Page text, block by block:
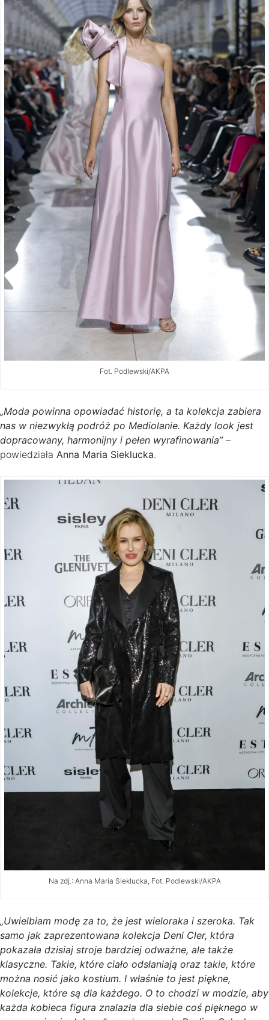
Fot. Podlewski/AKPA
„Moda powinna opowiadać historię, a ta kolekcja zabiera
nas w niezwykłą podróż po Mediolanie. Każdy look jest
dopracowany, harmonijny i pełen wyrafinowania”–
powiedziała Anna Maria Sieklucka.
Na zdj.: Anna Maria Sieklucka, Fot. Podlewski/AKPA
„Uwielbiam modę za to, że jest wieloraka i szeroka. Tak
samo jak zaprezentowana kolekcja Deni Cler, która
pokazała dzisiaj stroje bardziej odważne, ale także
klasyczne. Takie, które ciało odsłaniają oraz takie, które
można nosić jako kostium. I właśnie to jest piękne,
kolekcje, które są dla każdego. O to chodzi w modzie, aby
każda kobieca figura znalazła dla siebie coś pięknego w